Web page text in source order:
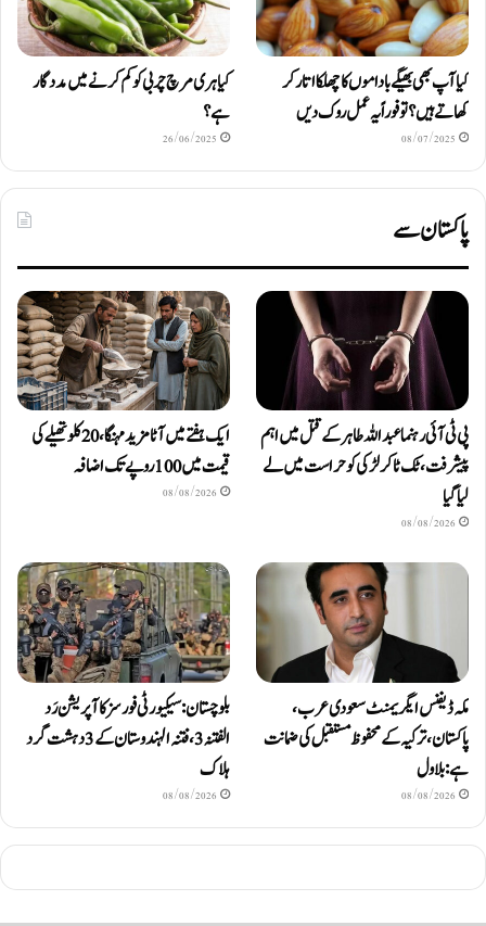
کیا آپ بھی بھیگے باداموں کا چھلکا اتار کر
کھاتے ہیں؟ تو فوراً یہ عمل روک دیں
08/07/2025
کیا ہری مرچ چربی کو کم کرنے میں مددگار
ہے؟
26/06/2025
پاکستان سے
پی ٹی آئی رہنما عبداللہ طاہر کے قتل میں اہم
پیشرفت، ٹک ٹاکر لڑکی کو حراست میں لے
لیا گیا
08/08/2026
ایک ہفتے میں آٹا مزید مہنگا، 20 کلو تھیلے کی
قیمت میں 100 روپے تک اضافہ
08/08/2026
مکہ ڈیفنس ایگریمنٹ سعودی عرب،
پاکستان، ترکیہ کے محفوظ مستقبل کی ضمانت
ہے: بلاول
08/08/2026
بلوچستان: سیکیورٹی فورسز کا آپریشن رَد
الفتنہ 3، فتنہ الہندوستان کے 3 دہشت گرد
ہلاک
08/08/2026